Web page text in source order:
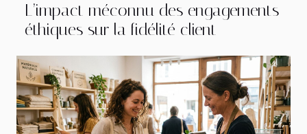
L’impact méconnu des engagements
éthiques sur la fidélité client